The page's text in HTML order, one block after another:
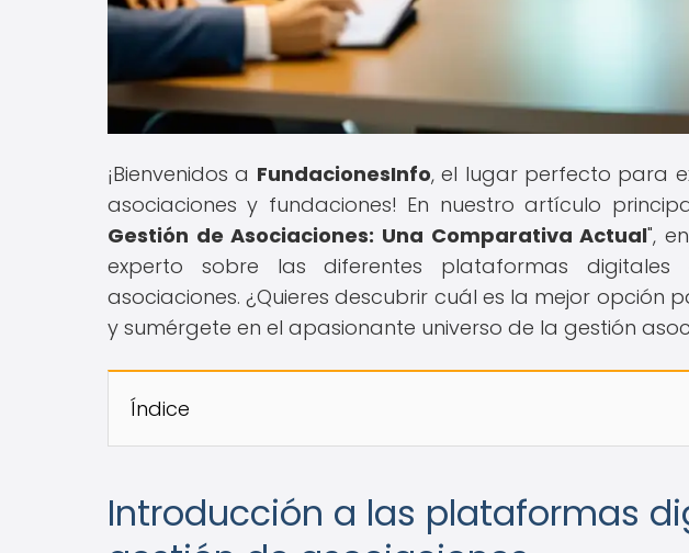
¡Bienvenidos a FundacionesInfo, el lugar perfecto para
asociaciones y fundaciones! En nuestro artículo
Gestión de Asociaciones: Una Comparativa Actual",
experto sobre las diferentes plataformas
asociaciones. ¿Quieres descubrir cuál es la mejor opción
y sumérgete en el apasionante universo de la gestión
Índice
Introducción a las plataformas